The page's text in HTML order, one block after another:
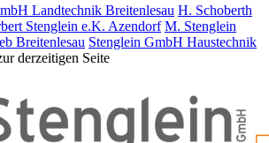
Landtechnik Breitenlesau H. Schoberth
Stenglein e.K. Azendorf M. Stenglein
Breitenlesau Stenglein GmbH Haustechnik
derzeitigen Seite